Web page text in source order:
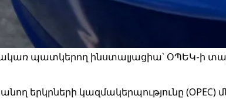
պատկերող ինստալյացիա՝ ՕՊԵԿ-ի
երկրների կազմակերպությունը